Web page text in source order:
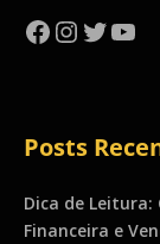
Facebook
Twitter
Posts
Dica de
Financeira e